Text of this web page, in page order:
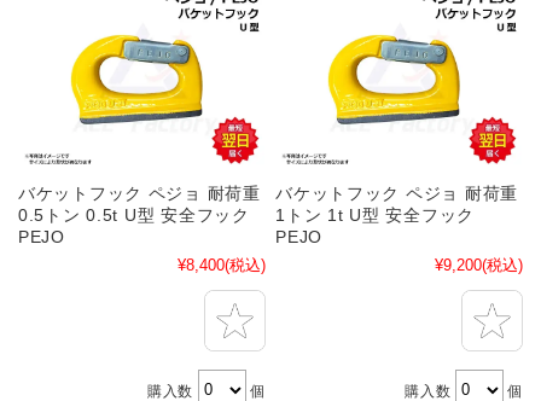
バケットフック ペジョ 耐荷重
0.5トン 0.5t U型 安全フック
PEJO
¥8,400(税込)
購入数 個
バケットフック ペジョ 耐荷重
1トン 1t U型 安全フック
PEJO
¥9,200(税込)
購入数 個